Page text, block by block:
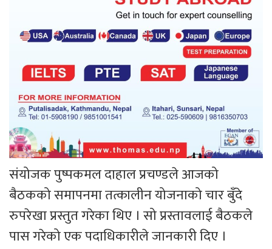
संयोजक पुष्पकमल दाहाल प्रचण्डले आजको
बैठकको समापनमा तत्कालीन योजनाको चार बुँदे
रुपरेखा प्रस्तुत गरेका थिए । सो प्रस्तावलाई बैठकले
पास गरेको एक पदाधिकारीले जानकारी दिए ।